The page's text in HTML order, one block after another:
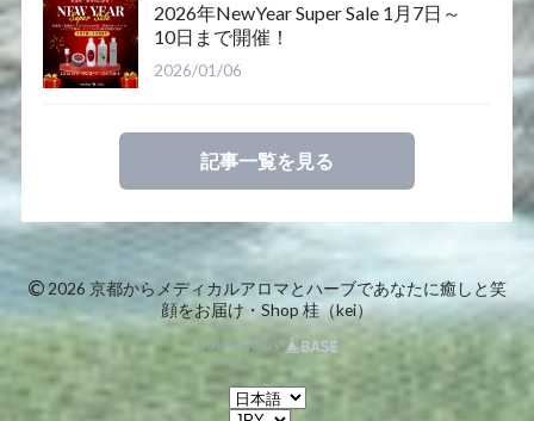
2026年NewYear Super Sale 1月7日～
10日まで開催！
2026/01/06
記事一覧を見る
© 2026 京都からメディカルアロマとハーブであなたに癒しと笑
顔をお届け・Shop 桂（kei）
powered by